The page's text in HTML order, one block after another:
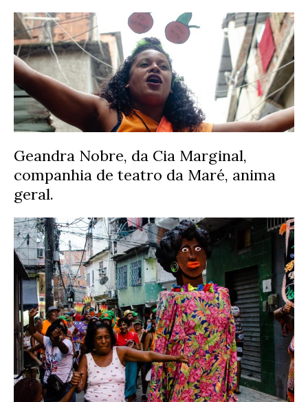
Geandra Nobre, da Cia Marginal,
companhia de teatro da Maré, anima
geral.